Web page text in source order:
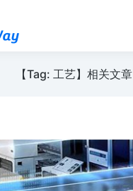
【Tag: 工艺】相关文章